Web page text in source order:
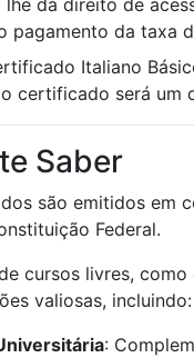
dá direito de
pagamento da taxa
Italiano
certificado será um
Saber
são emitidos em
Federal.
cursos livres,
valiosas, incluindo:
: